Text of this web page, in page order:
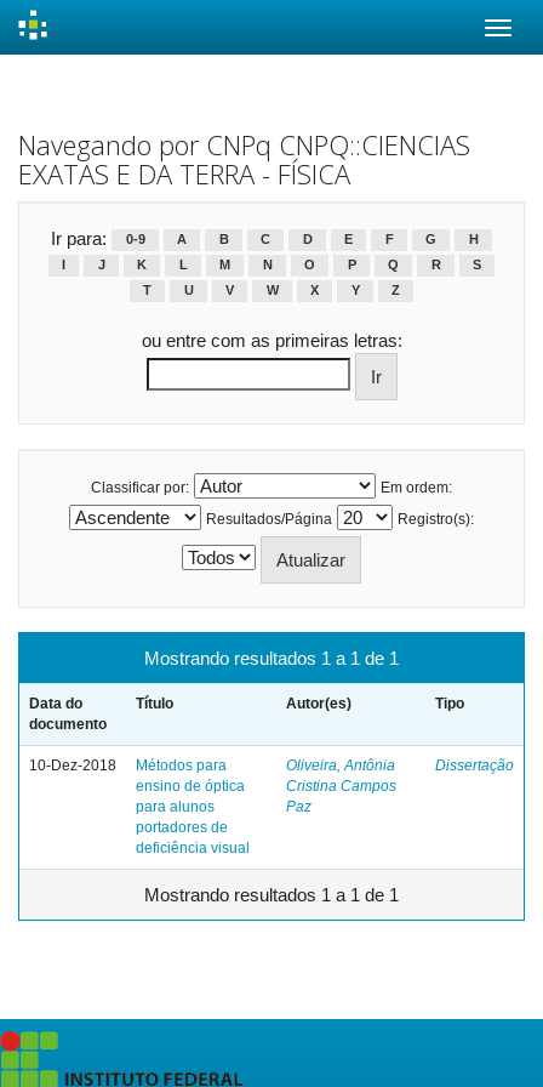
Navegando por CNPq CNPQ::CIENCIAS
EXATAS E DA TERRA - FÍSICA
Ir para: 0-9 A B C D E F G
H
J K L M N O P Q R
S
T
U V W X Y Z
ou entre com as primeiras letras:
Classificar por:
Em ordem:
Resultados/Página
Registro(s):
Mostrando resultados 1 a 1 de 1
Data do
documento
Título Autor(es) Tipo
10-Dez-2018
Métodos para
ensino de óptica
para alunos
portadores de
deficiência visual
Oliveira, Antônia
Cristina Campos
Paz
Dissertação
Mostrando resultados 1 a 1 de 1